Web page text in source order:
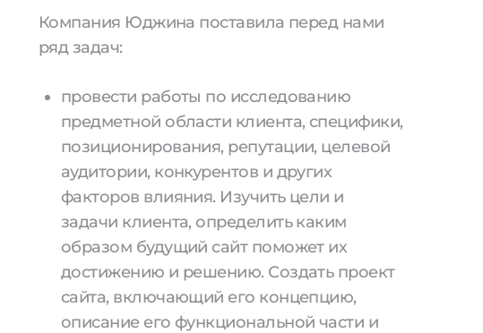
Компания Юджина поставила перед нами
ряд задач:
провести работы по исследованию
предметной области клиента, специфики,
позиционирования, репутации, целевой
аудитории, конкурентов и других
факторов влияния. Изучить цели и
задачи клиента, определить каким
образом будущий сайт поможет их
достижению и решению. Создать проект
сайта, включающий его концепцию,
описание его функциональной части и